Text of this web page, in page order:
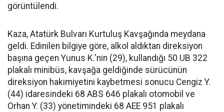
görüntülendi.
Kaza, Atatürk Bulvarı Kurtuluş Kavşağında meydana
geldi. Edinilen bilgiye göre, alkol aldıktan direksiyon
başına geçen Yunus K.'nin (29), kullandığı 50 UB 322
plakalı minibüs, kavşağa geldiğinde sürücünün
direksiyon hakimiyetini kaybetmesi sonucu Cengiz Y.
(44) idaresindeki 68 ABS 646 plakalı otomobil ve
Orhan Y. (33) yönetimindeki 68 AEE 951 plakalı